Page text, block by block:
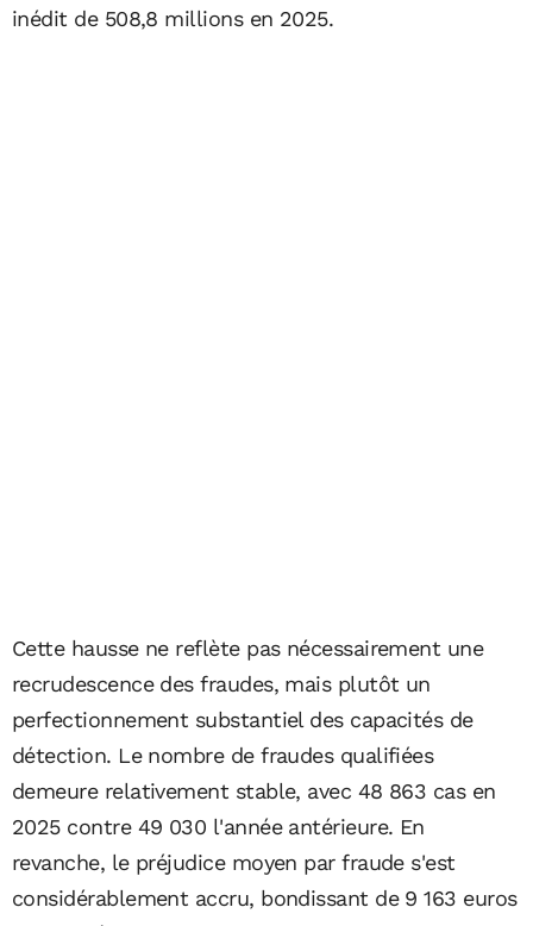
inédit de 508,8 millions en 2025.
Cette hausse ne reflète pas nécessairement une
recrudescence des fraudes, mais plutôt un
perfectionnement substantiel des capacités de
détection. Le nombre de fraudes qualifiées
demeure relativement stable, avec 48 863 cas en
2025 contre 49 030 l'année antérieure. En
revanche, le préjudice moyen par fraude s'est
considérablement accru, bondissant de 9 163 euros